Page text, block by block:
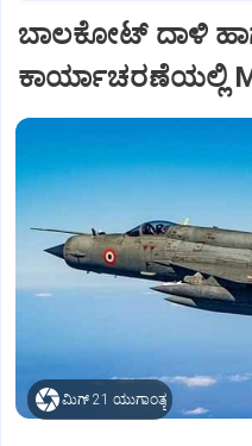
ಬಾಲಕೋಟ್‌ ದಾಳಿ
ಕಾರ್ಯಾಚರಣೆಯಲ್ಲಿ
ಮಿಗ್‌ 21 ಯುಗಾಂತ್ಯ